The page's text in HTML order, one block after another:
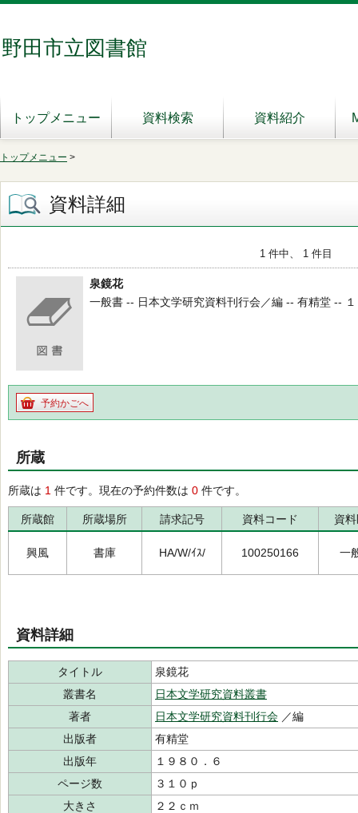
野田市立図書館
トップメニュー 資料検索 資料紹介
トップメニュー >
資料詳細
1 件中、 1 件目
泉鏡花
一般書 -- 日本文学研究資料刊行会／編 -- 有精堂 --
予約かごへ
所蔵
所蔵は 1 件です。現在の予約件数は 0 件です。
所蔵館 所蔵場所 請求記号 資料コード 資
興風 書庫 HA/W/ｲｽ/ 100250166 一
資料詳細
タイトル
泉鏡花
叢書名
日本文学研究資料叢書
著者
日本文学研究資料刊行会 ／編
出版者
有精堂
出版年
１９８０．６
ページ数
３１０ｐ
大きさ
２２ｃｍ